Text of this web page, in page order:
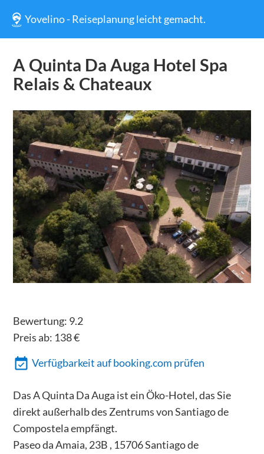
Yovelino - Reiseplanung leicht gemacht.
A Quinta Da Auga Hotel Spa
Relais & Chateaux
Bewertung: 9.2
Preis ab: 138€
Verfügbarkeit auf booking.com prüfen
Das A Quinta Da Auga ist ein Öko-Hotel, das Sie
direkt außerhalb des Zentrums von Santiago de
Compostela empfängt.
Paseo da Amaia, 23B , 15706 Santiago de